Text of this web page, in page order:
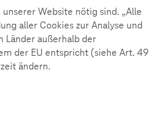
Website nötig sind. „Alle
aller Cookies zur Analyse und
Länder außerhalb der
der EU entspricht (siehe Art. 49
ändern.